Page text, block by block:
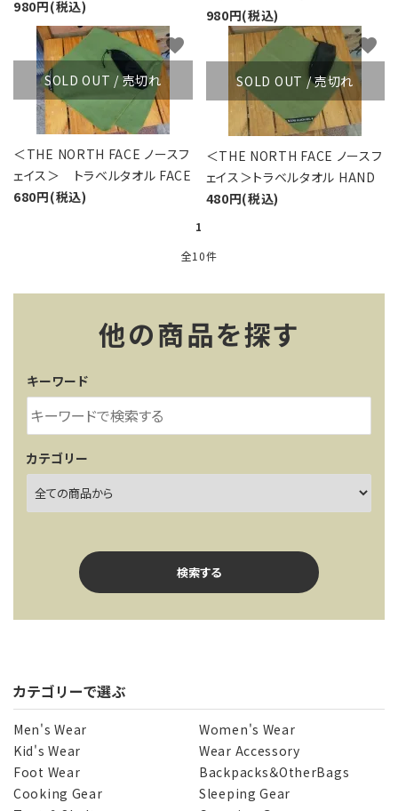
980円(税込)
980円(税込)
SOLD OUT / 売切れ
＜THE NORTH FACE ノースフ
ェイス＞ トラベルタオル FACE
680円(税込)
favorite
SOLD OUT / 売切れ
＜THE NORTH FACE ノースフ
ェイス＞トラベルタオル HAND
480円(税込)
favorite
1
全10件
他の商品を探す
キーワード
カテゴリー
検索する
キーワード
カテゴリー
カテゴリーで選ぶ
Men's Wear
Women's Wear
Kid's Wear
Wear Accessory
Foot Wear
Backpacks＆OtherBags
Cooking Gear
Sleeping Gear